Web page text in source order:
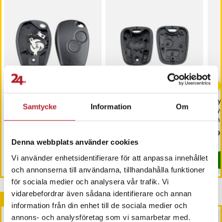
Samtycke Information Om
Denna webbplats använder cookies
Vi använder enhetsidentifierare för att anpassa innehållet
och annonserna till användarna, tillhandahålla funktioner
för sociala medier och analysera vår trafik. Vi
vidarebefordrar även sådana identifierare och annan
information från din enhet till de sociala medier och
annons- och analysföretag som vi samarbetar med.
Nyckelskal Renault
Modus / Clio / Kangoo /
Twingo - 2 knappar
I lager, levereras inom 1-2 vardagar
Köp
Nyckelskal Citroen C1-C4
/ XSARA / Picasso och
I lager, levereras inom 1-2 vardagar
Köp
Andra köpte också